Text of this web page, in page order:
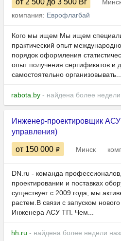
от 2 500 до 3 500 Br
компания: Еврофлагбай
Кого мы ищем Мы ищем
практический опыт
порядок оформления
опыт получения сертификатов и
самостоятельно организовывать...
rabota.by - найдена более
Инженер-проектировщик
управления)
от 150 000 Минск
DN.ru - команда
проектировании и поставках
существует с 2009 года, мы
растем.В связи с запуском
Инженера АСУ ТП. Чем...
hh.ru - найдена более недели